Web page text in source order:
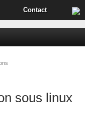
Contact
sous linux